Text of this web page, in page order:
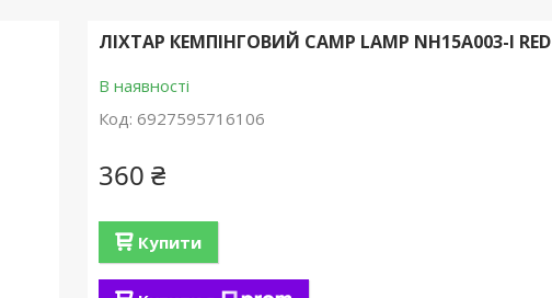
ЛІХТАР КЕМПІНГОВИЙ CAMP LAMP NH15A003-I RED
В наявності
Код: 6927595716106
360 ₴
Купити